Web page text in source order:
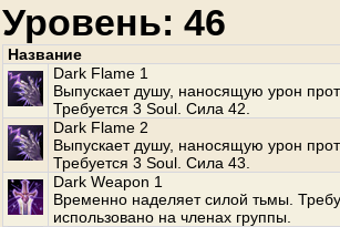
Уровень: 46
Название
Dark Flame 1
Выпускает душу, наносящую урон
Требуется 3 Soul. Сила 42.
Dark Flame 2
Выпускает душу, наносящую урон
Требуется 3 Soul. Сила 43.
Dark Weapon 1
Временно наделяет силой тьмы.
использовано на членах группы.